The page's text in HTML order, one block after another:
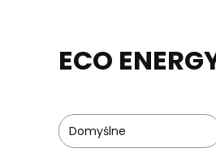
ECO
Domyślne